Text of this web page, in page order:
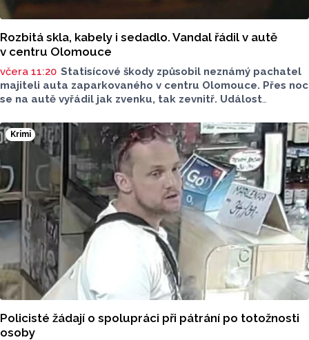
Rozbitá skla, kabely i sedadlo. Vandal řádil v autě
v centru Olomouce
včera 11:20 Statisícové škody způsobil neznámý pachatel
majiteli auta zaparkovaného v centru Olomouce. Přes noc
se na autě vyřádil jak zvenku, tak zevnitř. Událost
informovala tisková mluvčí Marie Šafářová. Pachateli
hrozí i vězení.
Krimi
Policisté žádají o spolupráci při pátrání po totožnosti
osoby